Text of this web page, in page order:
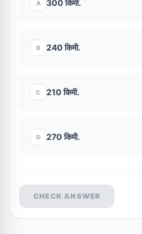
A 300 किमी.
B 240 किमी.
C 210 किमी.
D 270 किमी.
CHECK ANSWER